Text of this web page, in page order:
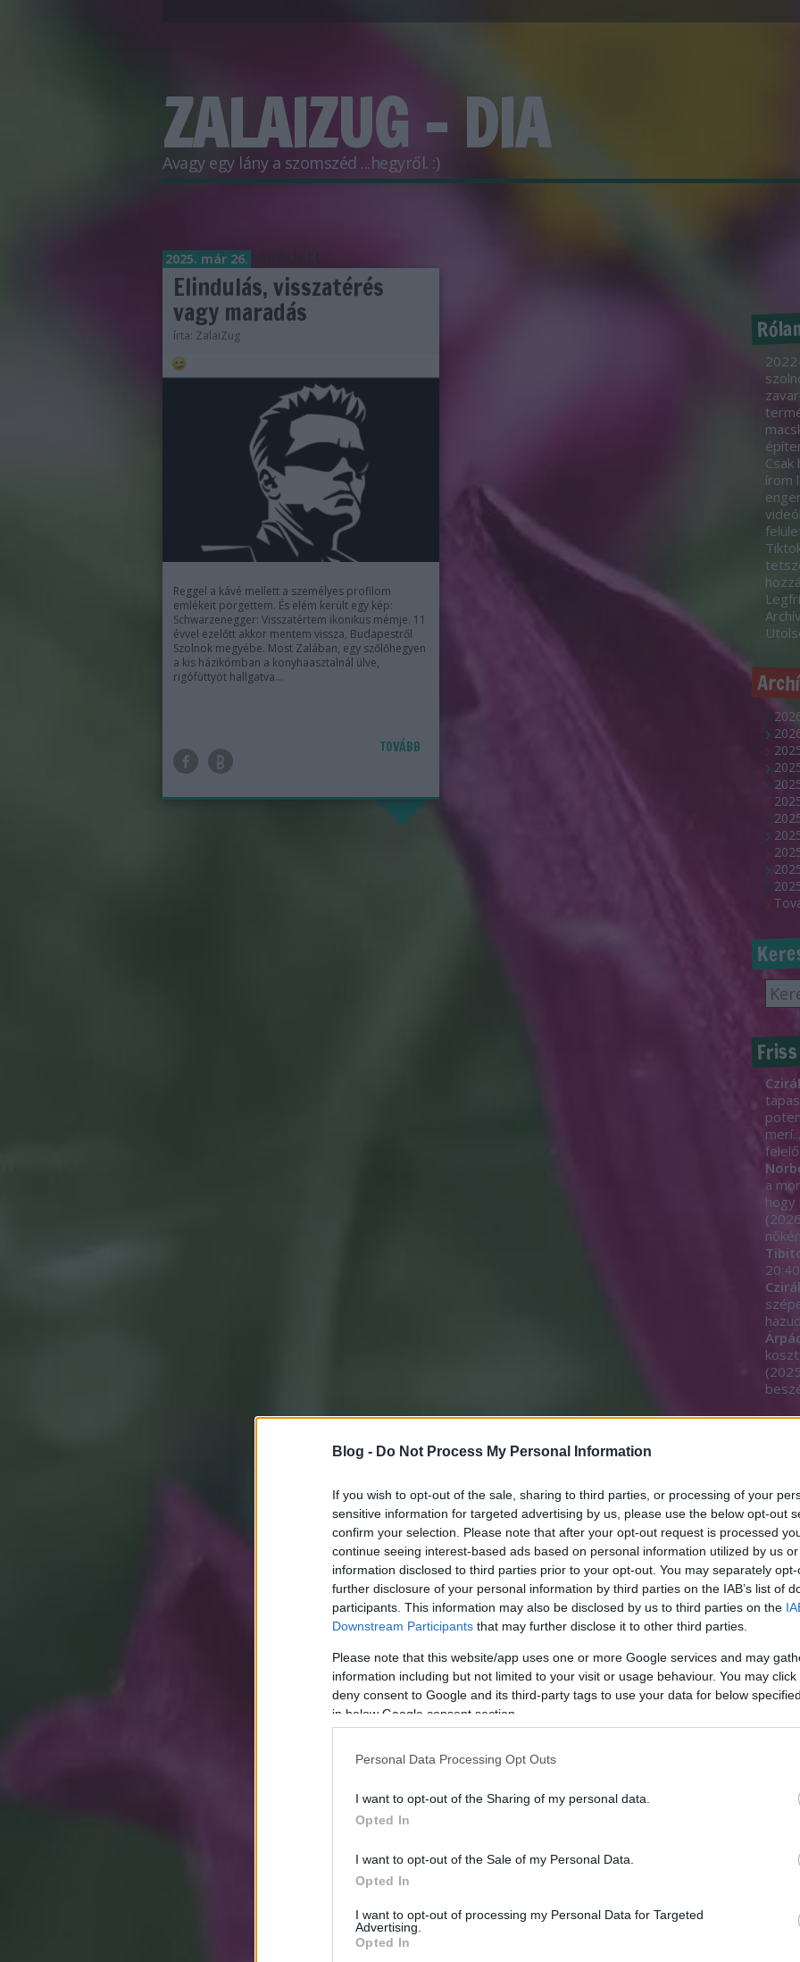
Blog - Do Not Process My Personal Information
If you wish to opt-out of the sale, sharing to third parties, or processing of your
sensitive information for targeted advertising by us, please use the below opt-out
confirm your selection. Please note that after your opt-out request is processed
continue seeing interest-based ads based on personal information utilized by us
information disclosed to third parties prior to your opt-out. You may separately
further disclosure of your personal information by third parties on the IAB’s list of
participants. This information may also be disclosed by us to third parties on the
Downstream Participants that may further disclose it to other third parties.
Please note that this website/app uses one or more Google services and may
information including but not limited to your visit or usage behaviour. You may
deny consent to Google and its third-party tags to use your data for below
in below Google consent section.
Personal Data Processing Opt Outs
I want to opt-out of the Sharing of my personal data.
Opted In
I want to opt-out of the Sale of my Personal Data.
Opted In
I want to opt-out of processing my Personal Data for Targeted
Advertising.
Opted In
ZALAIZUG - DIA
Avagy egy lány a szomszéd ...hegyről. :)
Címkék»elégedett
2025. már 26.
Elindulás, visszatérés
vagy maradás
írta: ZalaiZug
Reggel a kávé mellett a személyes profilom
emlékeit pörgettem. És elém került egy kép:
Schwarzenegger: Visszatértem ikonikus mémje. 11
évvel ezelőtt akkor mentem vissza, Budapestről
Szolnok megyébe. Most Zalában, egy szőlőhegyen
a kis házikómban a konyhaasztalnál ülve,
rigófüttyöt hallgatva…
TOVÁBB
írom
merí...
a
hogy
(
20:40
(
11.11
üveg